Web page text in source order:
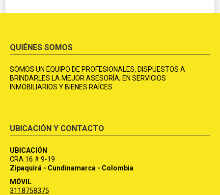
QUIÉNES SOMOS
SOMOS UN EQUIPO DE PROFESIONALES, DISPUESTOS A
BRINDARLES LA MEJOR ASESORÍA; EN SERVICIOS
INMOBILIARIOS Y BIENES RAÍCES.
UBICACIÓN Y CONTACTO
UBICACIÓN
CRA 16 # 9-19
Zipaquirá - Cundinamarca - Colombia
MÓVIL
3118758375